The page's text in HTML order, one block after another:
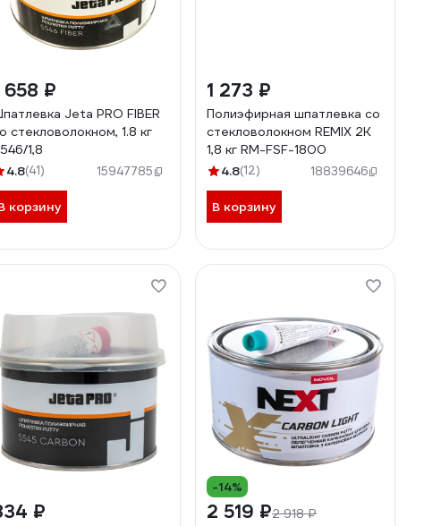
658 ₽
Jeta PRO FIBER
стекловолокном, 1.8 кг
1,8
4.8(41) 15947785
корзину
1 273 ₽
Полиэфирная шпатлевка со
стекловолокном REMIX 2К
1,8 кг RM-FSF-1800
4.8(12) 18839646
В корзину
₽
-14%
2 519 ₽2 918 ₽